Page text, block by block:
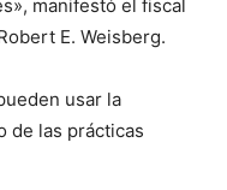
manifestó el fiscal
E. Weisberg.
usar la
de las prácticas